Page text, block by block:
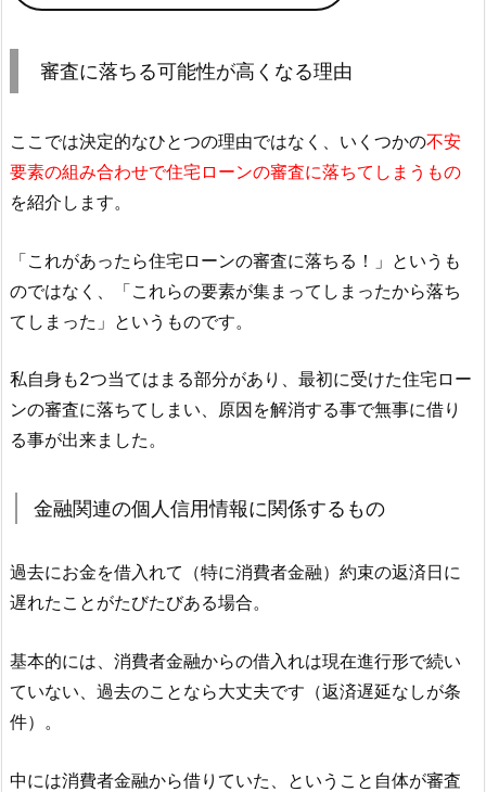
審査に落ちる可能性が高くなる理由
ここでは決定的なひとつの理由ではなく、いくつかの不安
要素の組み合わせで住宅ローンの審査に落ちてしまうもの
を紹介します。
「これがあったら住宅ローンの審査に落ちる！」というも
のではなく、「これらの要素が集まってしまったから落ち
てしまった」というものです。
私自身も2つ当てはまる部分があり、最初に受けた住宅ロー
ンの審査に落ちてしまい、原因を解消する事で無事に借り
る事が出来ました。
金融関連の個人信用情報に関係するもの
過去にお金を借入れて（特に消費者金融）約束の返済日に
遅れたことがたびたびある場合。
基本的には、消費者金融からの借入れは現在進行形で続い
ていない、過去のことなら大丈夫です（返済遅延なしが条
件）。
中には消費者金融から借りていた、ということ自体が審査